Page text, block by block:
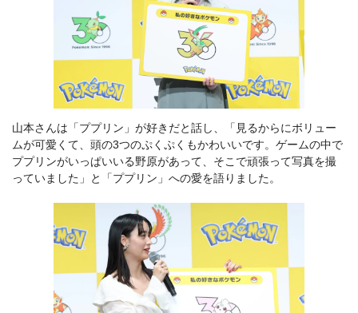
山本さんは「ププリン」が好きだと話し、「見るからにボリュー
ムが可愛くて、頭の3つのぷくぷくもかわいいです。ゲームの中で
ププリンがいっぱいいる野原があって、そこで頑張って写真を撮
っていました」と「ププリン」への愛を語りました。